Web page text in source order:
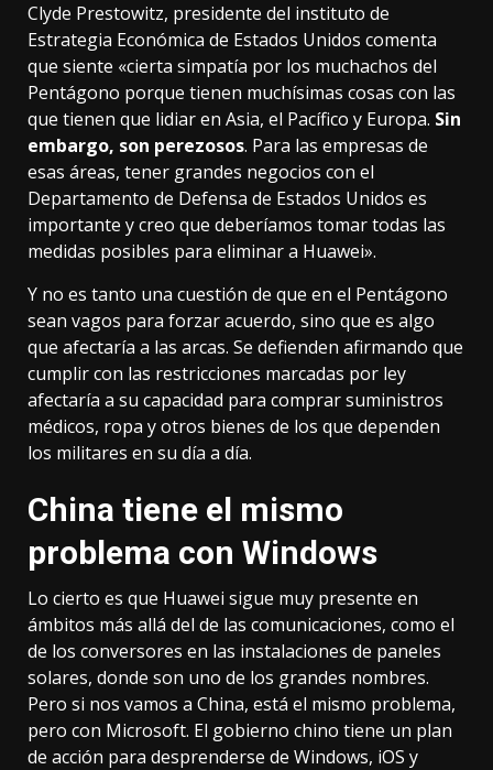
Clyde Prestowitz, presidente del instituto de
Estrategia Económica de Estados Unidos comenta
que siente «cierta simpatía por los muchachos del
Pentágono porque tienen muchísimas cosas con las
que tienen que lidiar en Asia, el Pacífico y Europa. Sin
embargo, son perezosos. Para las empresas de
esas áreas, tener grandes negocios con el
Departamento de Defensa de Estados Unidos es
importante y creo que deberíamos tomar todas las
medidas posibles para eliminar a Huawei».
Y no es tanto una cuestión de que en el Pentágono
sean vagos para forzar acuerdo, sino que es algo
que afectaría a las arcas. Se defienden afirmando que
cumplir con las restricciones marcadas por ley
afectaría a su capacidad para comprar suministros
médicos, ropa y otros bienes de los que dependen
los militares en su día a día.
China tiene el mismo
problema con Windows
Lo cierto es que Huawei sigue muy presente en
ámbitos más allá del de las comunicaciones, como el
de los conversores en las instalaciones de paneles
solares, donde son uno de los grandes nombres.
Pero si nos vamos a China, está el mismo problema,
pero con Microsoft. El gobierno chino tiene un plan
de acción para desprenderse de Windows, iOS y